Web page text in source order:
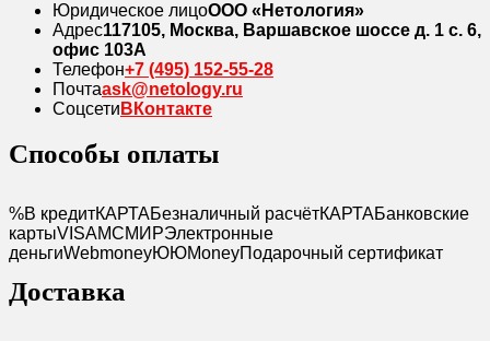
Юридическое лицоООО «Нетология»
Адрес117105, Москва, Варшавское шоссе д. 1 с. 6,
офис 103A
Телефон+7 (495) 152-55-28
Почтаask@netology.ru
Соцсети ВКонтакте
Способы оплаты
%В кредитКАРТАБезналичный расчётКАРТАБанковские
картыVISAMCМИРЭлектронные
деньгиWebmoneyЮЮMoneyПодарочный сертификат
Доставка